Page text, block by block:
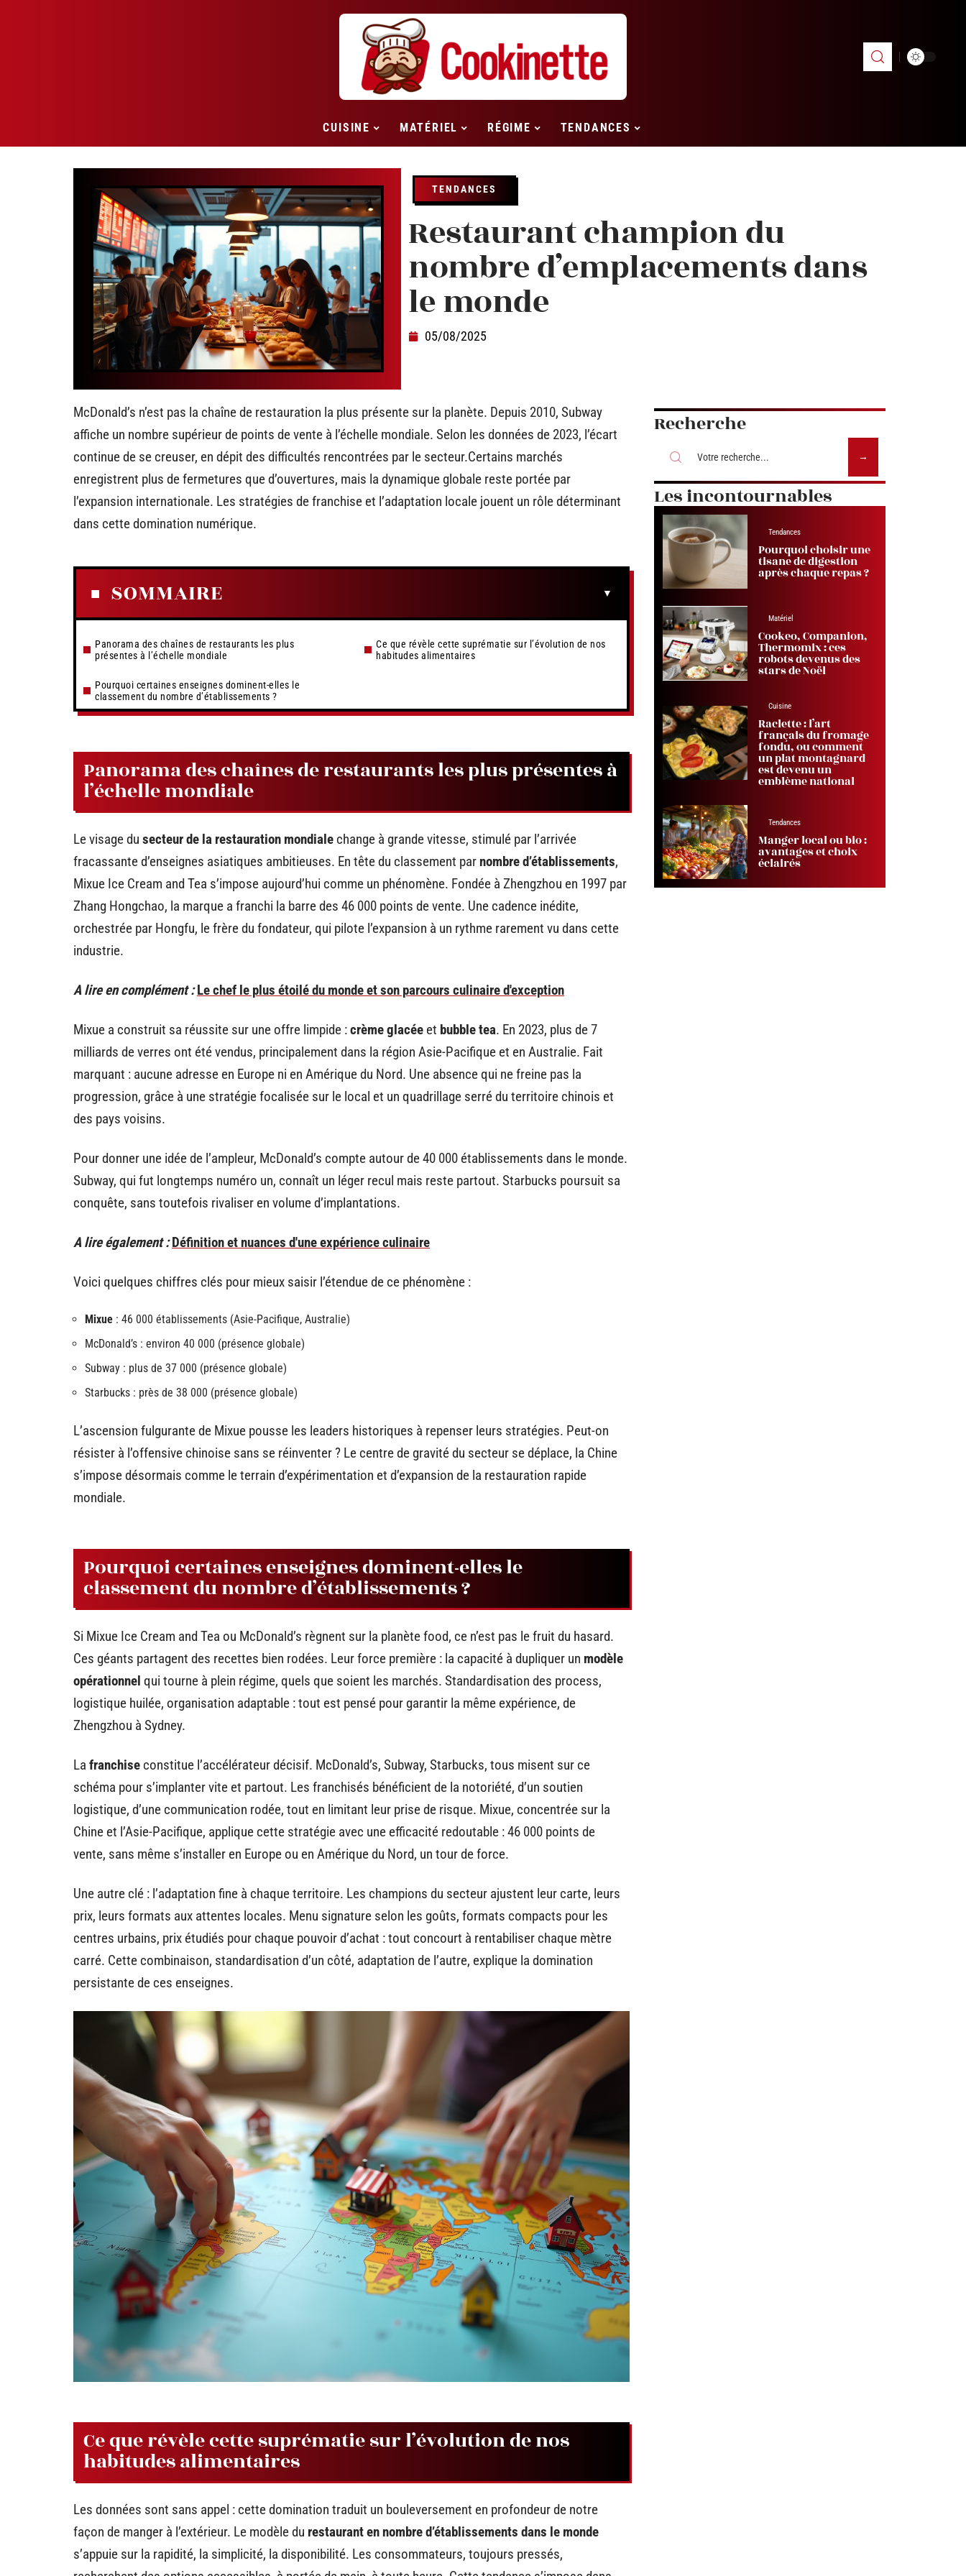
CUISINE MATÉRIEL RÉGIME TENDANCES
TENDANCES
Restaurant champion du
nombre d’emplacements dans
le monde
05/08/2025
McDonald’s n’est pas la chaîne de restauration la plus présente sur la planète. Depuis 2010, Subway
affiche un nombre supérieur de points de vente à l’échelle mondiale. Selon les données de 2023, l’écart
continue de se creuser, en dépit des difficultés rencontrées par le secteur.Certains marchés
enregistrent plus de fermetures que d’ouvertures, mais la dynamique globale reste portée par
l’expansion internationale. Les stratégies de franchise et l’adaptation locale jouent un rôle déterminant
dans cette domination numérique.
SOMMAIRE
Panorama des chaînes de restaurants les plus
présentes à l’échelle mondiale
Pourquoi certaines enseignes dominent-elles le
classement du nombre d’établissements ?
Ce que révèle cette suprématie sur l’évolution de nos
habitudes alimentaires
Panorama des chaînes de restaurants les plus présentes à
l’échelle mondiale
Le visage du secteur de la restauration mondiale change à grande vitesse, stimulé par l’arrivée
fracassante d’enseignes asiatiques ambitieuses. En tête du classement par nombre d’établissements,
Mixue Ice Cream and Tea s’impose aujourd’hui comme un phénomène. Fondée à Zhengzhou en 1997 par
Zhang Hongchao, la marque a franchi la barre des 46 000 points de vente. Une cadence inédite,
orchestrée par Hongfu, le frère du fondateur, qui pilote l’expansion à un rythme rarement vu dans cette
industrie.
A lire en complément : Le chef le plus étoilé du monde et son parcours culinaire d'exception
Mixue a construit sa réussite sur une offre limpide :crème glacée et bubble tea. En 2023, plus de 7
milliards de verres ont été vendus, principalement dans la région Asie-Pacifique et en Australie. Fait
marquant : aucune adresse en Europe ni en Amérique du Nord. Une absence qui ne freine pas la
progression, grâce à une stratégie focalisée sur le local et un quadrillage serré du territoire chinois et
des pays voisins.
Pour donner une idée de l’ampleur, McDonald’s compte autour de 40 000 établissements dans le monde.
Subway, qui fut longtemps numéro un, connaît un léger recul mais reste partout. Starbucks poursuit sa
conquête, sans toutefois rivaliser en volume d’implantations.
A lire également : Définition et nuances d'une expérience culinaire
Voici quelques chiffres clés pour mieux saisir l’étendue de ce phénomène :
Mixue : 46 000 établissements (Asie-Pacifique, Australie)
McDonald’s : environ 40 000 (présence globale)
Subway : plus de 37 000 (présence globale)
Starbucks : près de 38 000 (présence globale)
L’ascension fulgurante de Mixue pousse les leaders historiques à repenser leurs stratégies. Peut-on
résister à l’offensive chinoise sans se réinventer ? Le centre de gravité du secteur se déplace, la Chine
s’impose désormais comme le terrain d’expérimentation et d’expansion de la restauration rapide
mondiale.
Pourquoi certaines enseignes dominent-elles le
classement du nombre d’établissements ?
Si Mixue Ice Cream and Tea ou McDonald’s règnent sur la planète food, ce n’est pas le fruit du hasard.
Ces géants partagent des recettes bien rodées. Leur force première : la capacité à dupliquer un modèle
opérationnel qui tourne à plein régime, quels que soient les marchés. Standardisation des process,
logistique huilée, organisation adaptable : tout est pensé pour garantir la même expérience, de
Zhengzhou à Sydney.
La franchise constitue l’accélérateur décisif. McDonald’s, Subway, Starbucks, tous misent sur ce
schéma pour s’implanter vite et partout. Les franchisés bénéficient de la notoriété, d’un soutien
logistique, d’une communication rodée, tout en limitant leur prise de risque. Mixue, concentrée sur la
Chine et l’Asie-Pacifique, applique cette stratégie avec une efficacité redoutable : 46 000 points de
vente, sans même s’installer en Europe ou en Amérique du Nord, un tour de force.
Une autre clé : l’adaptation fine à chaque territoire. Les champions du secteur ajustent leur carte, leurs
prix, leurs formats aux attentes locales. Menu signature selon les goûts, formats compacts pour les
centres urbains, prix étudiés pour chaque pouvoir d’achat : tout concourt à rentabiliser chaque mètre
carré. Cette combinaison, standardisation d’un côté, adaptation de l’autre, explique la domination
persistante de ces enseignes.
Ce que révèle cette suprématie sur l’évolution de nos
habitudes alimentaires
Les données sont sans appel : cette domination traduit un bouleversement en profondeur de notre
façon de manger à l’extérieur. Le modèle du restaurant en nombre d’établissements dans le monde
s’appuie sur la rapidité, la simplicité, la disponibilité. Les consommateurs, toujours pressés,
Recherche
Les incontournables
Tendances
Pourquoi choisir une
tisane de digestion
après chaque repas ?
Matériel
Cookeo, Companion,
Thermomix : ces
robots devenus des
stars de Noël
Cuisine
Raclette : l’art
français du fromage
fondu, ou comment
un plat montagnard
est devenu un
emblème national
Tendances
Manger local ou bio :
avantages et choix
éclairés